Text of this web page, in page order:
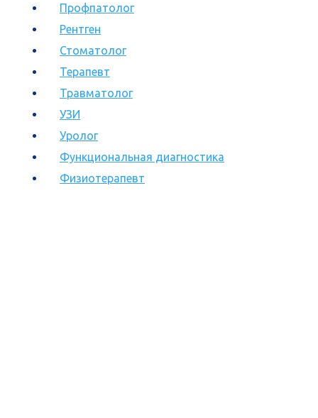
Профпатолог
Рентген
Стоматолог
Терапевт
Травматолог
УЗИ
Уролог
Функциональная диагностика
Физиотерапевт